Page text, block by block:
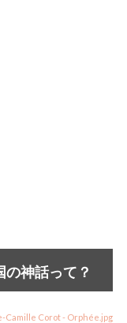
神話って？